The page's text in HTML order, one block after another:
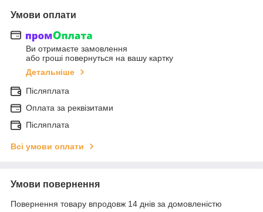
Умови оплати
Ви отримаєте замовлення
або гроші повернуться на вашу картку
Детальніше
Післяплата
Оплата за реквізитами
Післяплата
Всі умови оплати
Умови повернення
Повернення товару впродовж 14 днів за домовленістю